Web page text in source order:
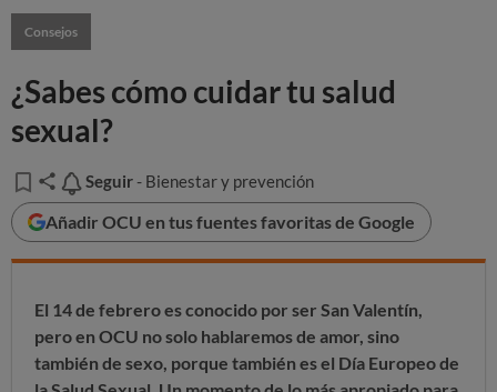
Consejos
¿Sabes cómo cuidar tu salud
sexual?
Seguir
Seguir - Bienestar y prevención
Añadir OCU en tus fuentes favoritas de Google
El 14 de febrero es conocido por ser San Valentín,
pero en OCU no solo hablaremos de amor, sino
también de sexo, porque también es el Día Europeo de